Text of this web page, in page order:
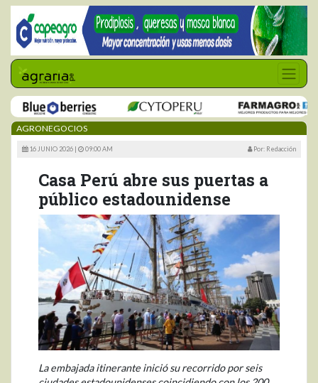
AGRONEGOCIOS
16 JUNIO 2026 | 09:00 AM Por: Redacción
Casa Perú abre sus puertas a
público estadounidense
La embajada itinerante inició su recorrido por seis